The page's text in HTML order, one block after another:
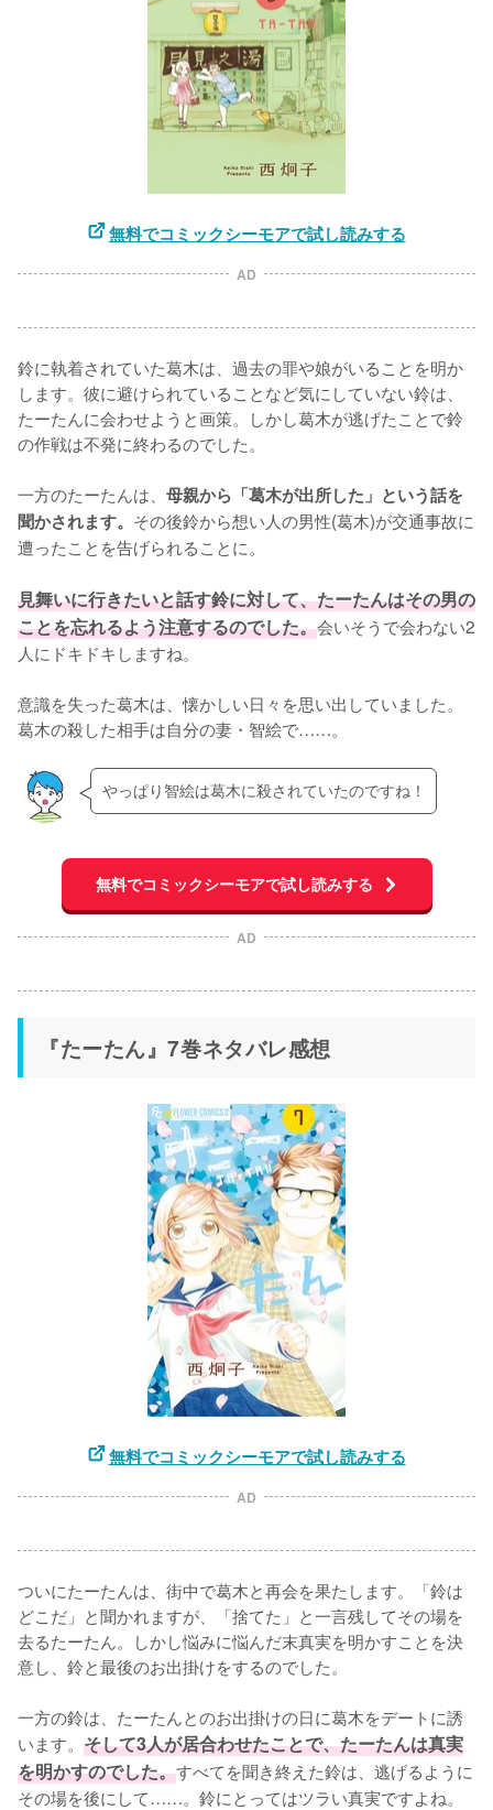
無料でコミックシーモアで試し読みする
AD
鈴に執着されていた葛木は、過去の罪や娘がいることを明か
します。彼に避けられていることなど気にしていない鈴は、
たーたんに会わせようと画策。しかし葛木が逃げたことで鈴
の作戦は不発に終わるのでした。
一方のたーたんは、 母親から「葛木が出所した」という話を
聞かされます。 その後鈴から想い人の男性(葛木)が交通事故に
遭ったことを告げられることに。
見舞いに行きたいと話す鈴に対して、たーたんはその男の
ことを忘れるよう注意するのでした。会いそうで会わない2
人にドキドキしますね。
意識を失った葛木は、懐かしい日々を思い出していました。
葛木の殺した相手は自分の妻・智絵で……。
やっぱり智絵は葛木に殺されていたのですね！
無料でコミックシーモアで試し読みする
AD
『たーたん』7巻ネタバレ感想
無料でコミックシーモアで試し読みする
AD
ついにたーたんは、街中で葛木と再会を果たします。「鈴は
どこだ」と聞かれますが、「捨てた」と一言残してその場を
去るたーたん。しかし悩みに悩んだ末真実を明かすことを決
意し、鈴と最後のお出掛けをするのでした。
一方の鈴は、たーたんとのお出掛けの日に葛木をデートに誘
います。 そして3人が居合わせたことで、たーたんは真実
を明かすのでした。すべてを聞き終えた鈴は、逃げるように
その場を後にして……。鈴にとってはツラい真実ですよね。